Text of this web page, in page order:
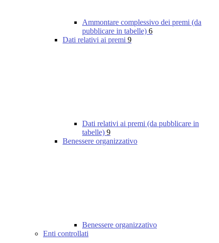
Ammontare complessivo dei premi (da
pubblicare in tabelle) 6
Dati relativi ai premi 9
Dati relativi ai premi (da pubblicare in
tabelle) 9
Benessere organizzativo
Benessere organizzativo
Enti controllati